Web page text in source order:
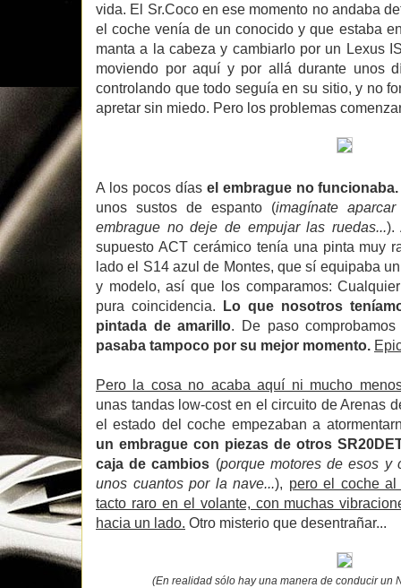
vida. El Sr.Coco en ese momento no andaba
el coche venía de un conocido y que estaba
manta a la cabeza y cambiarlo por un Lexus
moviendo por aquí y por allá durante unos
controlando que todo seguía en su sitio, y no
apretar sin miedo. Pero los problemas
A los pocos días el embrague no funcionaba.
unos sustos de espanto (imagínate
embrague no deje de empujar las ruedas...).
supuesto ACT cerámico tenía una pinta muy
lado el S14 azul de Montes, que sí equipaba
y modelo, así que los comparamos:
pura coincidencia. Lo que nosotros
pintada de amarillo. De paso
pasaba tampoco por su mejor momento.
Pero la cosa no acaba aquí ni mucho
unas tandas low-cost en el circuito de Arenas
el estado del coche empezaban a
un embrague con piezas de otros
caja de cambios (porque motores de esos y
unos cuantos por la nave...), pero el coche
tacto raro en el volante, con muchas
hacia un lado. Otro misterio que desentrañar...
(En realidad sólo hay una manera de conducir un